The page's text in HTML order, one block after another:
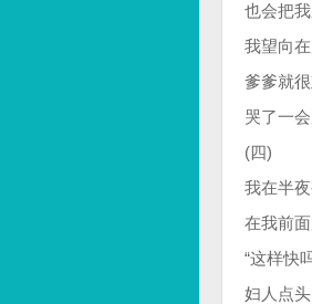
也会把
我望向
爹爹就
哭了一
(四)
我在半夜
在我前
“这样快
妇人点